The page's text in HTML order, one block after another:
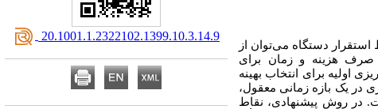
دستگاه می‌توان از
صرف هزینه و زمان برای
اولیه برای انتخاب بهینه
در یک بازه زمانی معقول،
در روش پیشنهادی، نقاط
‎ 20.1001.1.2322102.1399.10.3.14.9